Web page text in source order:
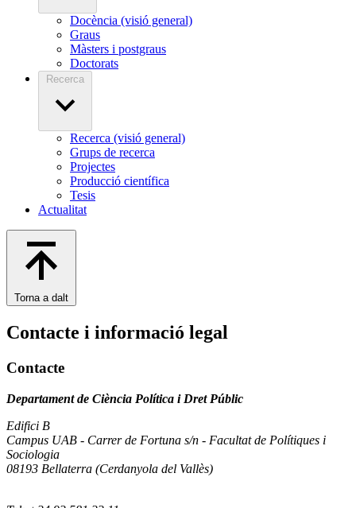
Docència (visió general)
Graus
Màsters i postgraus
Doctorats
Recerca
Recerca (visió general)
Grups de recerca
Projectes
Producció científica
Tesis
Actualitat
Torna a dalt
Contacte i informació legal
Contacte
Departament de Ciència Política i Dret Públic
Edifici B
Campus UAB - Carrer de Fortuna s/n - Facultat de Polítiques i
Sociologia
08193 Bellaterra (Cerdanyola del Vallès)